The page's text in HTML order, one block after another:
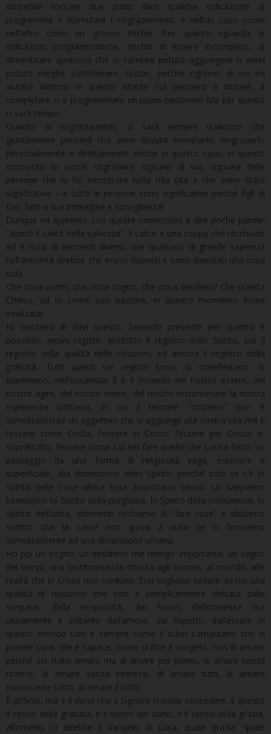
dovrebbe toccare due punti: dare qualche indicazione di
programma e formulare i ringraziamenti; e nell’un caso come
nell’altro corro un grosso rischio. Per quanto riguarda le
indicazioni programmatiche, rischio di essere incompleto, di
dimenticare qualcosa che si sarebbe potuto aggiungere o avrei
potuto meglio sottolineare. Grazie, perché ognuno di voi mi
aiuterà almeno in questo istante col pensiero a iniziare, a
completare o a programmare un piano pastorale! Ma per questo
ci sarà tempo.
Quanto ai ringraziamenti, ci sarà sempre qualcuno che
giustamente penserà che avrei dovuto nominarlo, ringraziarlo
personalmente e direttamente. Anche in questo caso, in questo
momento io vorrei ringraziare ognuno di voi, ognuna delle
persone che io ho incontrato nella mia vita e che sono state
significative – e tutte le persone sono significative perché figli di
Dio, fatti a sua immagine e somiglianza!
Dunque mi appresto con queste convinzioni a dire poche parole:
“alzerò il calice della salvezza”. Il calice è una coppa che racchiude
ed è ricca di elementi diversi, che qualcuno di grande sapienza
nell’antichità direbbe che erano dispersi e sono diventati una cosa
sola.
Che cosa vorrei, che cosa sogno, che cosa desidero? Che questa
Chiesa, ed io come suo pastore, in questo momento fosse
innalzata!
Io cercherò di dirvi questo, tenendo presente per quanto è
possibile, alcuni registri: anzitutto il registro dello Spirito, poi il
registro della qualità delle relazioni, ed ancora il registro della
gratuità. Tutti questi tre registri sono, si manifestano, si
esprimono, nell’eucaristia: lì è il modello del nostro essere, del
nostro agire, del nostro vivere, del nostro testimoniare la nostra
esperienza cristiana, in cui il termine “cristiano” non è
semplicemente un aggettivo che si aggiunge alla nostra vita ma è
l’essere come Cristo, l’essere in Cristo, l’essere per Cristo; è,
soprattutto, l’essere come Lui nel fare quello che Lui ha fatto: un
passaggio da una forma di religiosità vaga, esteriore e
superficiale, alla dimensione dello Spirito, perché solo se c’è lo
Spirito nelle cose allora esse acquistano senso. Lo sappiamo
benissimo: lo Spirito della preghiera, lo Spirito della comunione, lo
Spirito dell’unità, altrimenti rischiamo di “fare cose” e abbiamo
sentito che la carne non giova a nulla se ci fermiamo
semplicemente ad una dimensione umana.
Ho poi un sogno, un desiderio che ritengo importante, un segno
dei tempi, una testimonianza dovuta agli uomini, al mondo, alle
realtà che in Cristo non credono. Essi vogliono vedere da noi una
qualità di relazione che non è semplicemente dettata dalle
simpatie, dalla reciprocità, dai favori, dall’interesse ma
unicamente e soltanto dall’amore, dal rispetto, dall’essere in
questo mondo tutti e sempre come il buon samaritano che si
prende cura, che è capace, come ci dice il Vangelo, non di amare
perché sei stato amato ma di amare per primo, di amare senza
ritorno, di amare senza interessi, di amare tutti, di amare
nonostante tutto, di amare il tutto.
È difficile, ma è il dono che il Signore ci vuole concedere. È questo
il senso della gratuità, è il senso del dono, è il senso della grazia,
altrimenti, ci direbbe il Vangelo di Luca, quale grazia, quale